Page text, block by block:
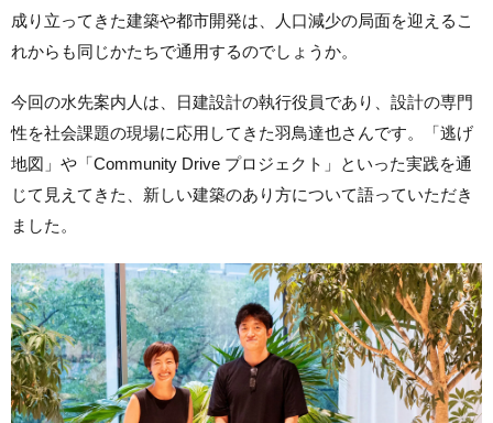
成り立ってきた建築や都市開発は、人口減少の局面を迎えるこ
れからも同じかたちで通用するのでしょうか。
今回の水先案内人は、日建設計の執行役員であり、設計の専門
性を社会課題の現場に応用してきた羽鳥達也さんです。「逃げ
地図」や「Community Drive プロジェクト」といった実践を通
じて見えてきた、新しい建築のあり方について語っていただき
ました。